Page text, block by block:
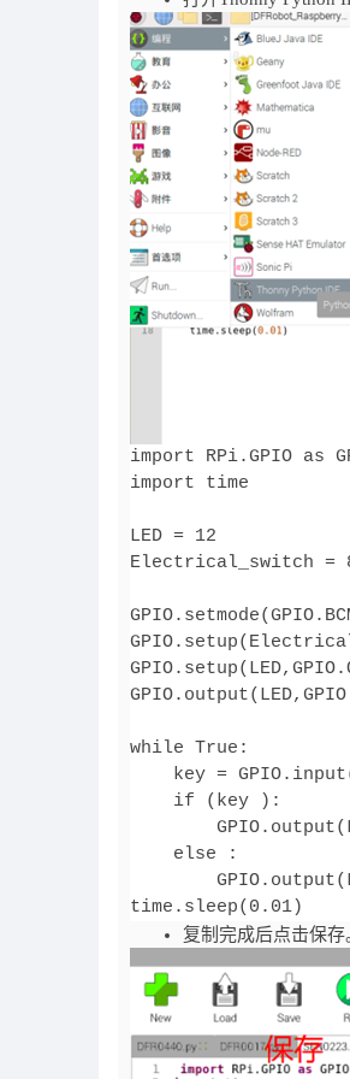
import RPi.GPIO as
import time
LED = 12
Electrical_switch = 8
while True:
key =
if (key ):
else :
time.sleep(0.01)
复制完成后点击保存